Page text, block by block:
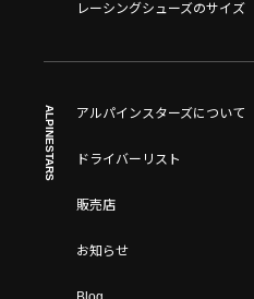
レーシングシューズのサイズ
ALPINESTARS アルパインスターズについて
ドライバーリスト
販売店
お知らせ